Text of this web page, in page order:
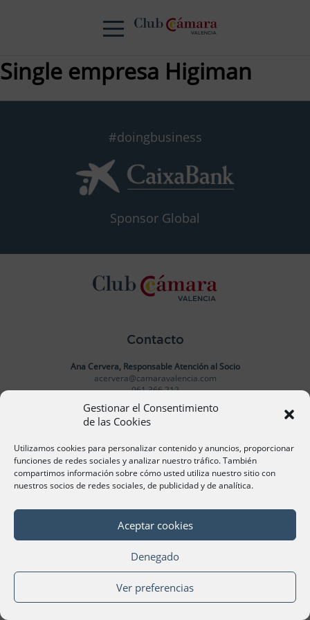
Gestionar el Consentimiento
de las Cookies
Utilizamos cookies para personalizar contenido y anuncios, proporcionar
funciones de redes sociales y analizar nuestro tráfico. También
compartimos información sobre cómo usted utiliza nuestro sitio con
nuestros socios de redes sociales, de publicidad y de analítica.
Aceptar cookies
Denegado
Ver preferencias
Single empresa Higiman
#doingbusiness
Sponsor Global
Contacto
Ana Cervera, Responsable Atención al Socio
acervera@camaravalencia.com
961 366 212
Síguenos
©Cámara Oficial de Comercio, Industria, Servicios y
Navegación de València 2020